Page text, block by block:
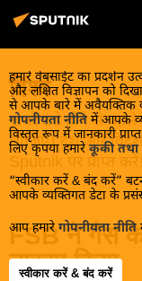
हमारे वेबसाईट का प्रदर्शन
और लक्षित विज्ञापन को
से आपके बारे में अवैयक्तिक
गोपनीयता नीति में आपके
विस्तृत रूप में जानकारी
लिए कृपया हमारे कूकी तथा
“स्वीकार करें & बंद करें”
आपके व्यक्तिगत डेटा के
आप हमारे गोपनीयता नीति
स्वीकार करें & बंद करें
विश्व
खबरें ठंडे होने से पहले
लीजिए। देश और
Sputnik पर प्राप्त करें!
FSB ने गैस
नाकाम किया